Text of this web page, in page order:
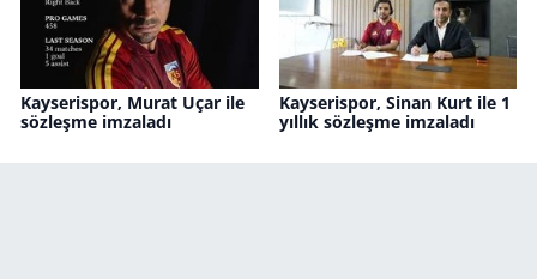
Kayserispor, Murat Uçar ile
sözleşme imzaladı
Kayserispor, Sinan Kurt ile 1
yıllık sözleşme imzaladı